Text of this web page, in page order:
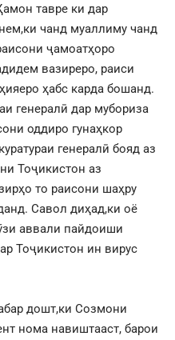
тавре ки дар
чанд муаллиму чанд
ҷамоатҳоро
вазиреро, раиси
ҳабс карда бошанд.
генералӣ дар мубориза
оддиро гунаҳкор
генералӣ бояд аз
Тоҷикистон аз
то раисони шаҳру
Савол диҳад,ки оё
аввали пайдоиши
Тоҷикистон ин вирус
дошт,ки Созмони
нома навиштааст, барои